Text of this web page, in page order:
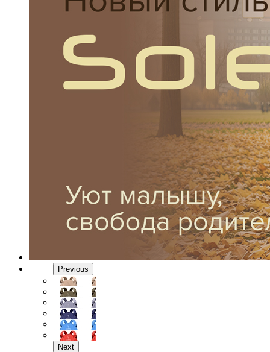
Previous
Next